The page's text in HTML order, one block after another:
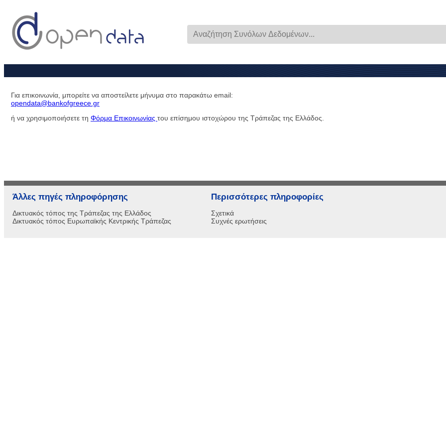
Για επικοινωνία, μπορείτε να αποστείλετε μήνυμα στο παρακάτω email:
opendata@bankofgreece.gr
ή να χρησιμοποιήσετε τη Φόρμα Επικοινωνίας του επίσημου ιστοχώρου της Τράπεζας της Ελλάδος.
Άλλες πηγές πληροφόρησης
Δικτυακός τόπος της Τράπεζας της Ελλάδος
Δικτυακός τόπος Ευρωπαϊκής Κεντρικής Τράπεζας
Περισσότερες πληροφορίες
Σχετικά
Συχνές ερωτήσεις